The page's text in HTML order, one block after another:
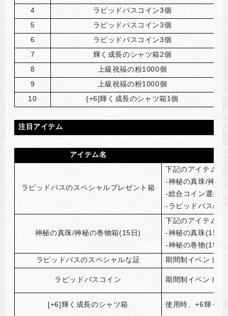
4
ラピッドパスコイン3個
5
ラピッドパスコイン3個
6
ラピッドパスコイン3個
7
輝く成長のシャツ箱2個
8
上級祝福の粉1000個
9
上級祝福の粉1000個
10
{+6]輝く成長のシャツ箱1個
注目アイテム
アイテム名
ラピッドパスのスペシャルプレゼント箱
下記のアイテムを
-神秘の真珠/神秘
-総合コイン選択
-ラピッドパスの
神秘の真珠/神秘の巻物箱(15日)
下記のアイテムを
-神秘の真珠(15日
-神秘の巻物(15日
ラピッドパスのスペシャルな証
期間制イベントコ
ラピッドパスコイン 期間制イベントコ
[+6]輝く成長のシャツ箱 使用時、+6輝く